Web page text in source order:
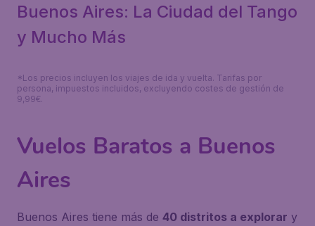
Buenos Aires: La Ciudad del Tango
y Mucho Más
*Los precios incluyen los viajes de ida y vuelta. Tarifas por
persona, impuestos incluidos, excluyendo costes de gestión de
9,99€.
Vuelos Baratos a Buenos
Aires
Buenos Aires tiene más de 40 distritos a explorar y